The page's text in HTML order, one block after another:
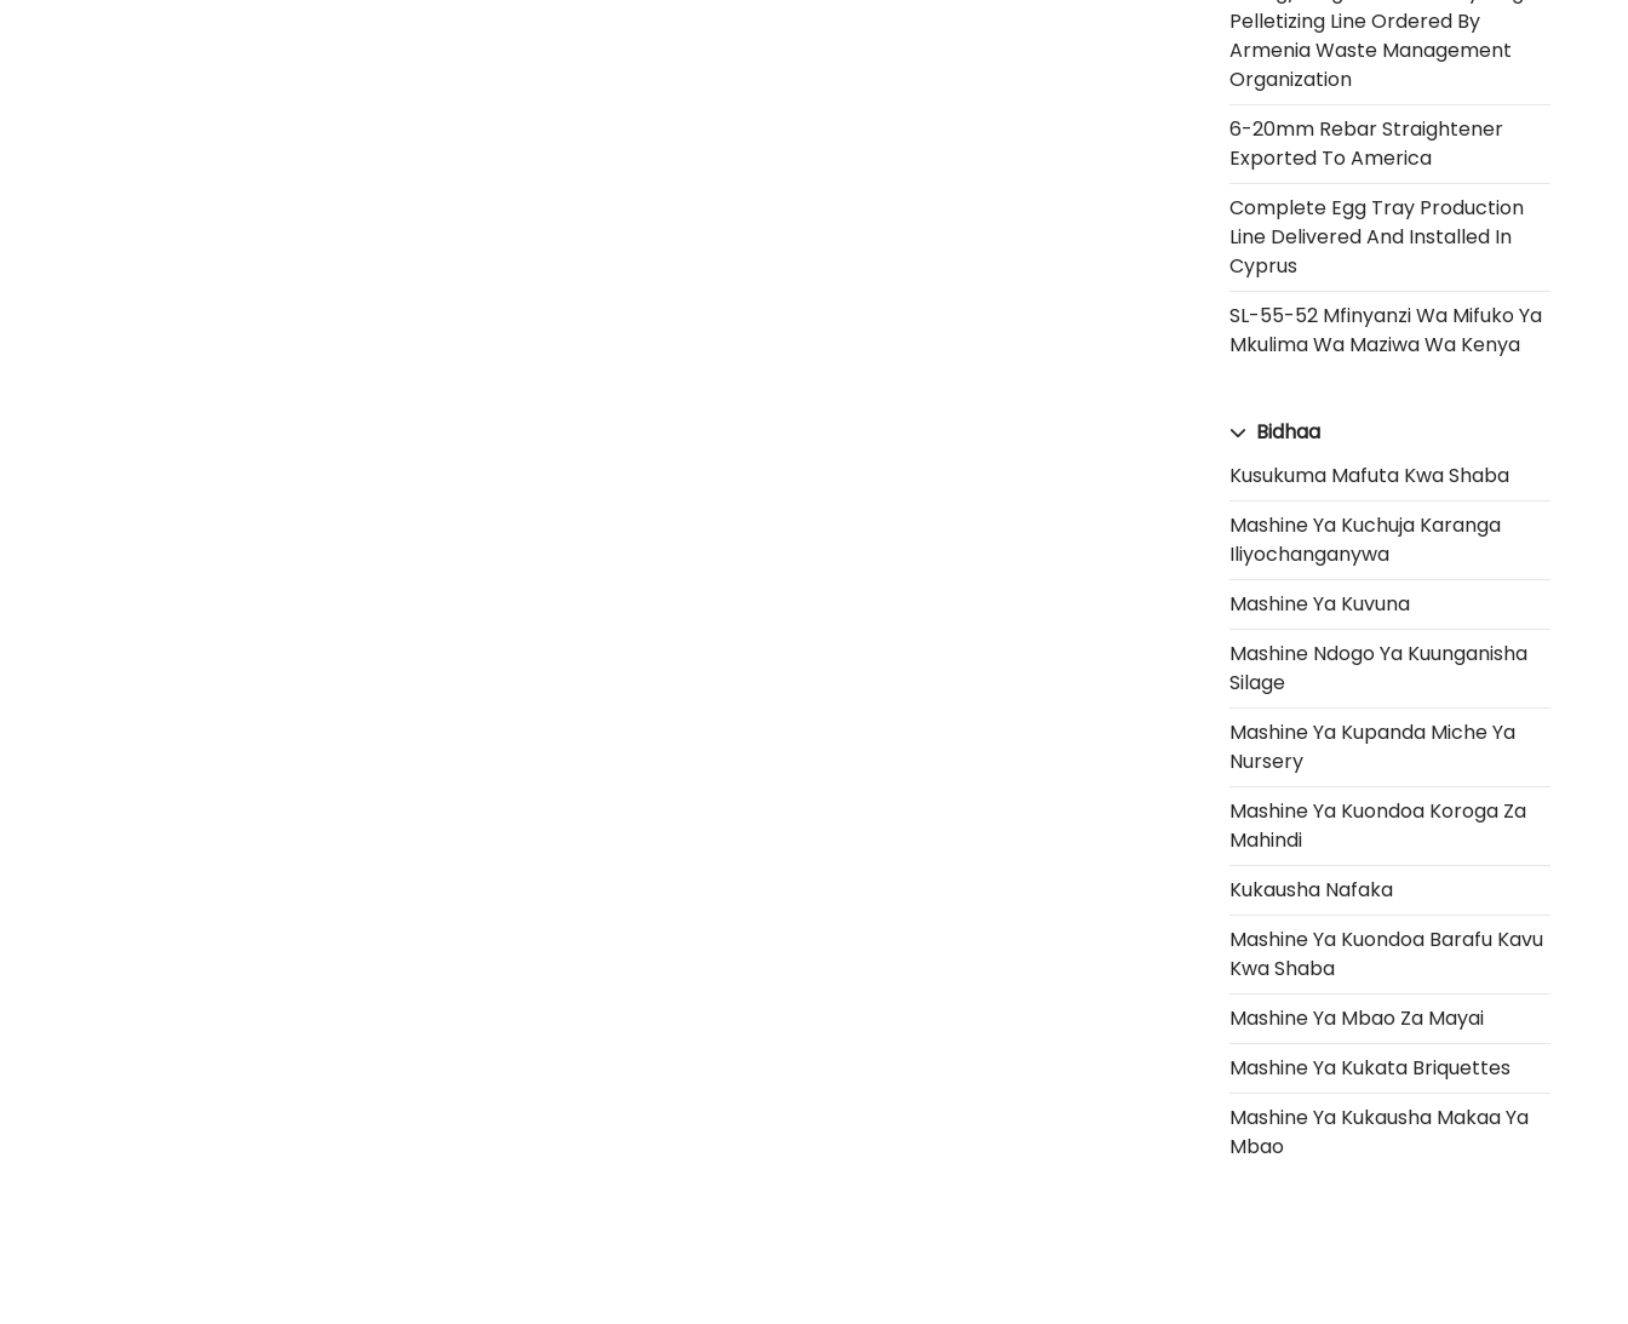
Pelletizing Line Ordered By
Armenia Waste Management
Organization
6-20mm Rebar Straightener
Exported To America
Complete Egg Tray Production
Line Delivered And Installed In
Cyprus
SL-55-52 Mfinyanzi Wa Mifuko Ya
Mkulima Wa Maziwa Wa Kenya
Bidhaa
Kusukuma Mafuta Kwa Shaba
Mashine Ya Kuchuja Karanga
Iliyochanganywa
Mashine Ya Kuvuna
Mashine Ndogo Ya Kuunganisha
Silage
Mashine Ya Kupanda Miche Ya
Nursery
Mashine Ya Kuondoa Koroga Za
Mahindi
Kukausha Nafaka
Mashine Ya Kuondoa Barafu Kavu
Kwa Shaba
Mashine Ya Mbao Za Mayai
Mashine Ya Kukata Briquettes
Mashine Ya Kukausha Makaa Ya
Mbao
Greek